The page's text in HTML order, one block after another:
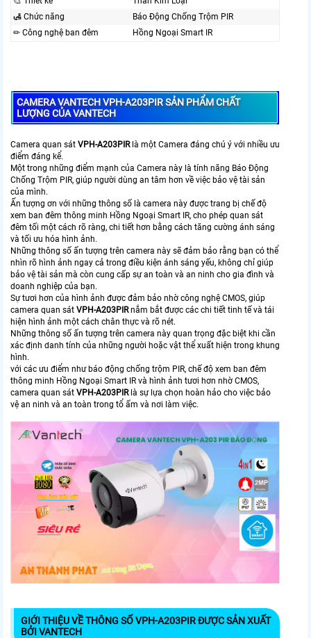
🛃 Chức năng
Báo Động Chống Trộm PIR
✏ Công nghệ ban đêm
Hồng Ngoại Smart IR
CAMERA VANTECH VPH-A203PIR SẢN PHẨM CHẤT
LƯỢNG CỦA VANTECH
Camera quan sát VPH-A203PIRlà một Camera đáng chú ý với nhiều ưu
điểm đáng kể.
Một trong những điểm mạnh của Camera này là tính năng Báo Động
Chống Trộm PIR, giúp người dùng an tâm hơn về việc bảo vệ tài sản
của mình.
Ấn tượng ơn với những thông số là camera này được trang bị chế độ
xem ban đêm thông minh Hồng Ngoại Smart IR, cho phép quan sát
đêm tối một cách rõ ràng, chi tiết hơn bằng cách tăng cường ánh sáng
và tối ưu hóa hình ảnh.
Những thông số ấn tượng trên camera này sẽ đảm bảo rằng bạn có thể
nhìn rõ hình ảnh ngay cả trong điều kiện ánh sáng yếu, không chỉ giúp
bảo vệ tài sản mà còn cung cấp sự an toàn và an ninh cho gia đình và
doanh nghiệp của bạn.
Sự tươi hơn của hình ảnh được đảm bảo nhờ công nghệ CMOS, giúp
camera quan sát VPH-A203PIRnắm bắt được các chi tiết tinh tế và tái
hiện hình ảnh một cách chân thực và rõ nét.
Những thông số ấn tượng trên camera này quan trọng đặc biệt khi cần
xác định danh tính của những người hoặc vật thể xuất hiện trong khung
hình.
với các ưu điểm như báo động chống trộm PIR, chế độ xem ban đêm
thông minh Hồng Ngoại Smart IR và hình ảnh tươi hơn nhờ CMOS,
camera quan sát VPH-A203PIRlà sự lựa chọn hoàn hảo cho việc bảo
vệ an ninh và an toàn trong tổ ấm và nơi làm việc.
GIỚI THIỆU VỀ THÔNG SỐ VPH-A203PIR ĐƯỢC SẢN XUẤT
BỞI VANTECH